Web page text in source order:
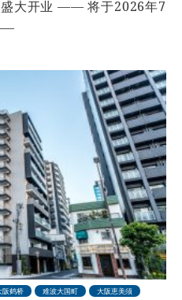
大开业 —— 将于2026年7
阪鹤桥 难波大国町 大阪恵美须